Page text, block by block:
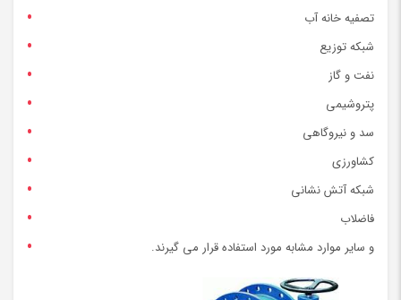
تصفیه خانه آب
شبکه توزیع
نفت و گاز
پتروشیمی
سد و نیروگاهی
کشاورزی
شبکه آتش نشانی
فاضلاب
و سایر موارد مشابه مورد استفاده قرار می گیرند.